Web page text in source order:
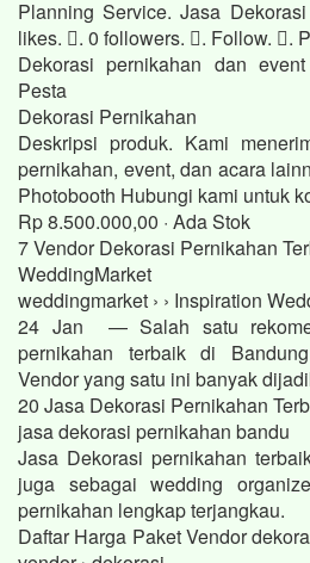
Planning Service. Jasa
likes. 󱞋. 0 followers. 󱙶. Follow. 󰟝.
Dekorasi pernikahan dan
Pesta
Dekorasi Pernikahan
Deskripsi produk. Kami
pernikahan, event, dan acara
Photobooth Hubungi kami untuk
Rp 8.500.000,00 · ‎Ada Stok
7 Vendor Dekorasi Pernikahan
WeddingMarket
weddingmarket › › Inspiration
24 Jan — Salah satu
pernikahan terbaik di
Vendor yang satu ini banyak
20 Jasa Dekorasi Pernikahan
jasa dekorasi pernikahan bandu
Jasa Dekorasi pernikahan
juga sebagai wedding
pernikahan lengkap terjangkau.
Daftar Harga Paket Vendor